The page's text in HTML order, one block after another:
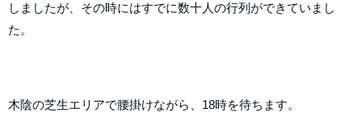
しましたが、その時にはすでに数十人の行列ができていまし
た。
木陰の芝生エリアで腰掛けながら、18時を待ちます。